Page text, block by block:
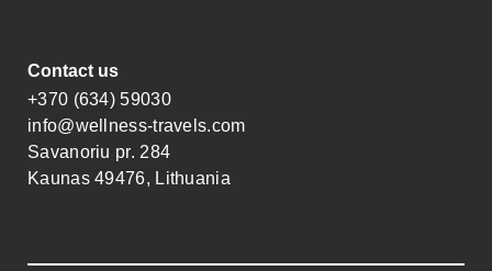
Contact us
+370 (634) 59030
info@wellness-travels.com
Savanoriu pr. 284
Kaunas 49476, Lithuania